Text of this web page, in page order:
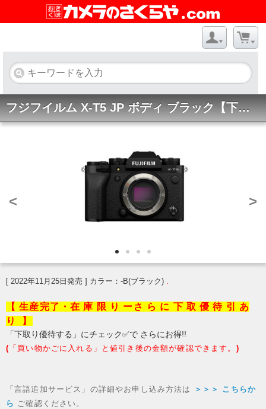
フジフイルム X-T5 JP ボディ ブラック【下取優待引あり-在庫限】
< >
[ 2022年11月25日発売 ] カラー：-B(ブラック) .
【 生産完了・在 庫 限 り ーさ ら に 下 取 優 待 引 あ
り
】
「下取り優待する」にチェック✅で さらにお得!!
( 「買い物かごに入れる」と値引き後の金額が確認できます。 )
「言語追加サービス」の詳細やお申し込み方法は
＞＞＞ こちらか
ら ご確認ください。